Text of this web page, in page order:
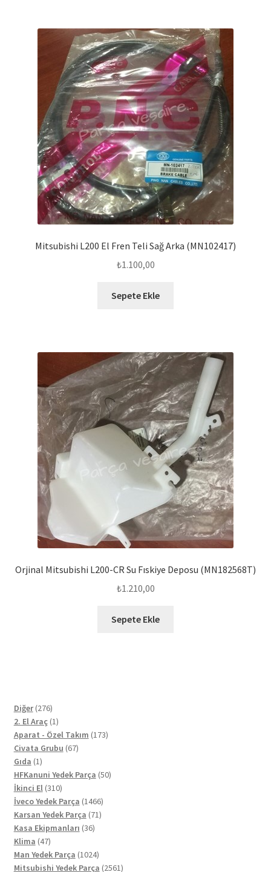
Mitsubishi L200 El Fren Teli Sağ Arka (MN102417)
₺1.100,00
Sepete Ekle
Orjinal Mitsubishi L200-CR Su Fıskiye Deposu (MN182568T)
₺1.210,00
Sepete Ekle
Diğer 276276
ürün
2. El Araç 11
ürün
Aparat - Özel Takım 173173
Civata Grubu 6767
Gıda 11
ürün
HFKanuni Yedek Parça 5050
İkinci El 310310
ürün
İveco Yedek Parça 14661466
ürün
Karsan Yedek Parça 7171
Kasa Ekipmanları 3636
Klima 4747
ürün
Man Yedek Parça 10241024
ürün
Mitsubishi Yedek Parça 25612561